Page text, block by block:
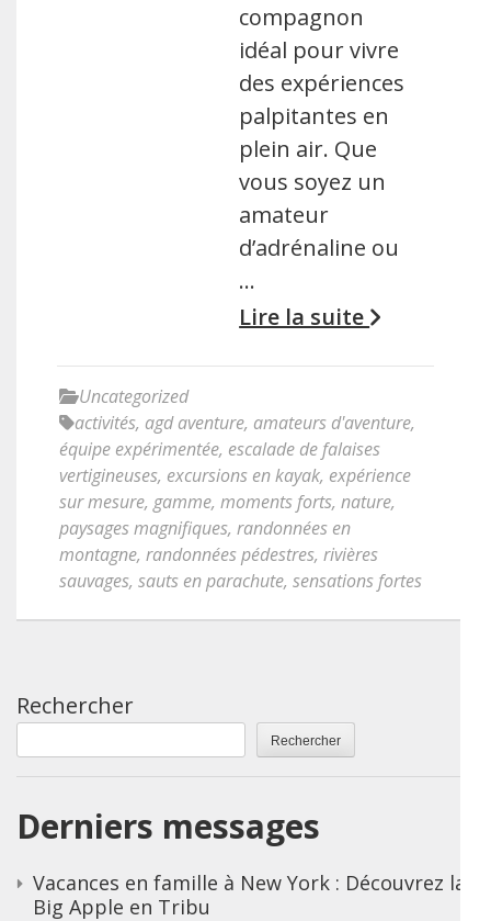
compagnon
idéal pour vivre
des expériences
palpitantes en
plein air. Que
vous soyez un
amateur
d’adrénaline ou
…
Lire la suite
Uncategorized
activités, agd aventure, amateurs d'aventure,
équipe expérimentée, escalade de falaises
vertigineuses, excursions en kayak, expérience
sur mesure, gamme, moments forts, nature,
paysages magnifiques, randonnées en
montagne, randonnées pédestres, rivières
sauvages, sauts en parachute, sensations fortes
Rechercher
Rechercher
Derniers messages
Vacances en famille à New York : Découvrez la
Big Apple en Tribu